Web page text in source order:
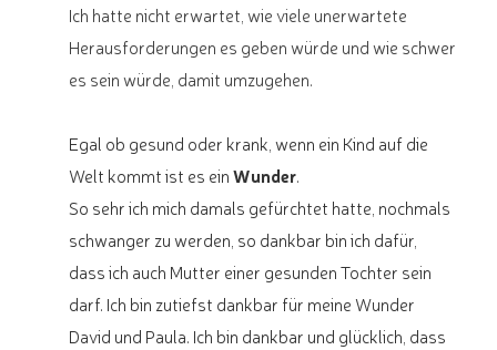
Ich hatte nicht erwartet, wie viele unerwartete
Herausforderungen es geben würde und wie schwer
es sein würde, damit umzugehen.
Egal ob gesund oder krank, wenn ein Kind auf die
Welt kommt ist es einWunder.
So sehr ich mich damals gefürchtet hatte, nochmals
schwanger zu werden, so dankbar bin ich dafür,
dass ich auch Mutter einer gesunden Tochter sein
darf. Ich bin zutiefst dankbar für meine Wunder
David und Paula. Ich bin dankbar und glücklich, dass